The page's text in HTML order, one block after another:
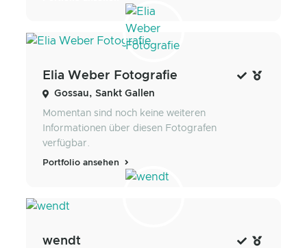
Elia Weber Fotografie
Gossau, Sankt Gallen
Momentan sind noch keine weiteren
Informationen über diesen Fotografen
verfügbar.
Portfolio ansehen
wendt